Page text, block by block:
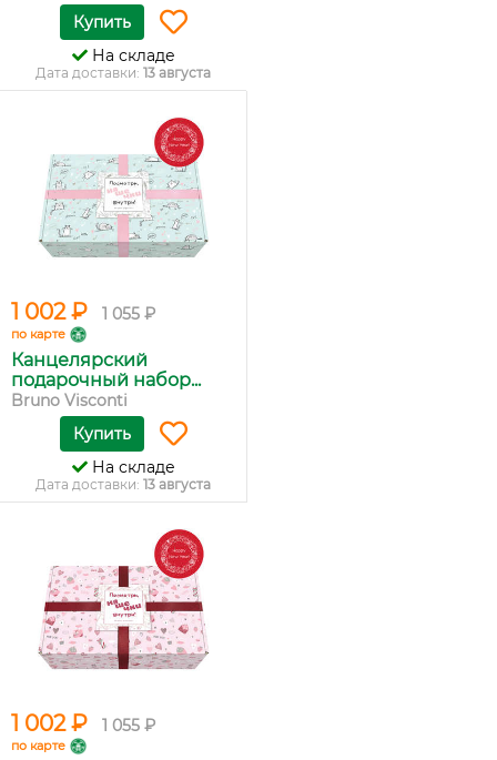
Купить
На складе
Дата доставки: 13 августа
1 002 ₽ 1 055 ₽
по карте
Канцелярский
подарочный набор...
Bruno Visconti
Купить
На складе
Дата доставки: 13 августа
1 002 ₽ 1 055 ₽
по карте